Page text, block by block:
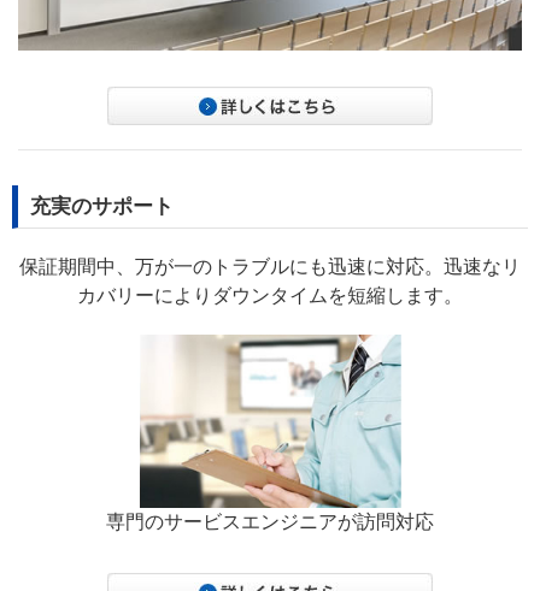
充実のサポート
保証期間中、万が一のトラブルにも迅速に対応。迅速なリ
カバリーによりダウンタイムを短縮します。
専門のサービスエンジニアが訪問対応